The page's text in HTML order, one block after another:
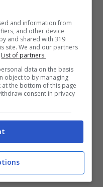
del suo progetto
mesi,
e
and information from
and other device
and shared with 319
site. We and our partners
List of partners.
data on the basis
object to by managing
the bottom of this page
consent in privacy